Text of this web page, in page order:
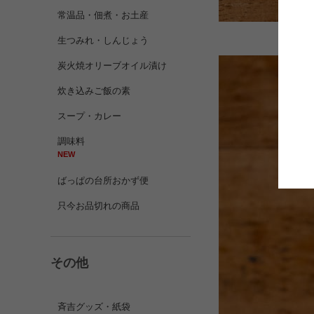
常温品・佃煮・お土産
生つみれ・しんじょう
炭火焼オリーブオイル漬け
炊き込みご飯の素
スープ・カレー
調味料
NEW
ばっぱの台所おかず便
只今お品切れの商品
その他
斉吉グッズ・紙袋